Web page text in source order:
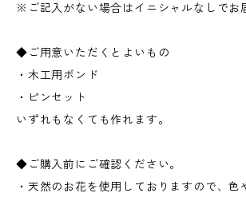
※ご記入がない場合はイニシャルなしでお
◆ご用意いただくとよいもの
・木工用ボンド
・ピンセット
いずれもなくても作れます。
◆ご購入前にご確認ください。
・天然のお花を使用しておりますので、色